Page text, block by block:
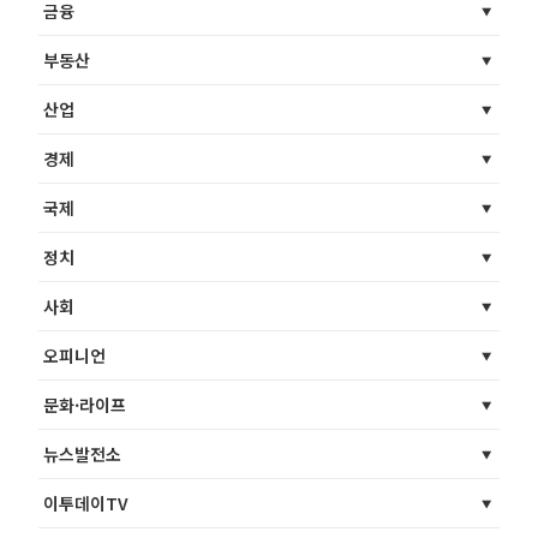
금융
부동산
산업
경제
국제
정치
사회
오피니언
문화·라이프
뉴스발전소
이투데이TV